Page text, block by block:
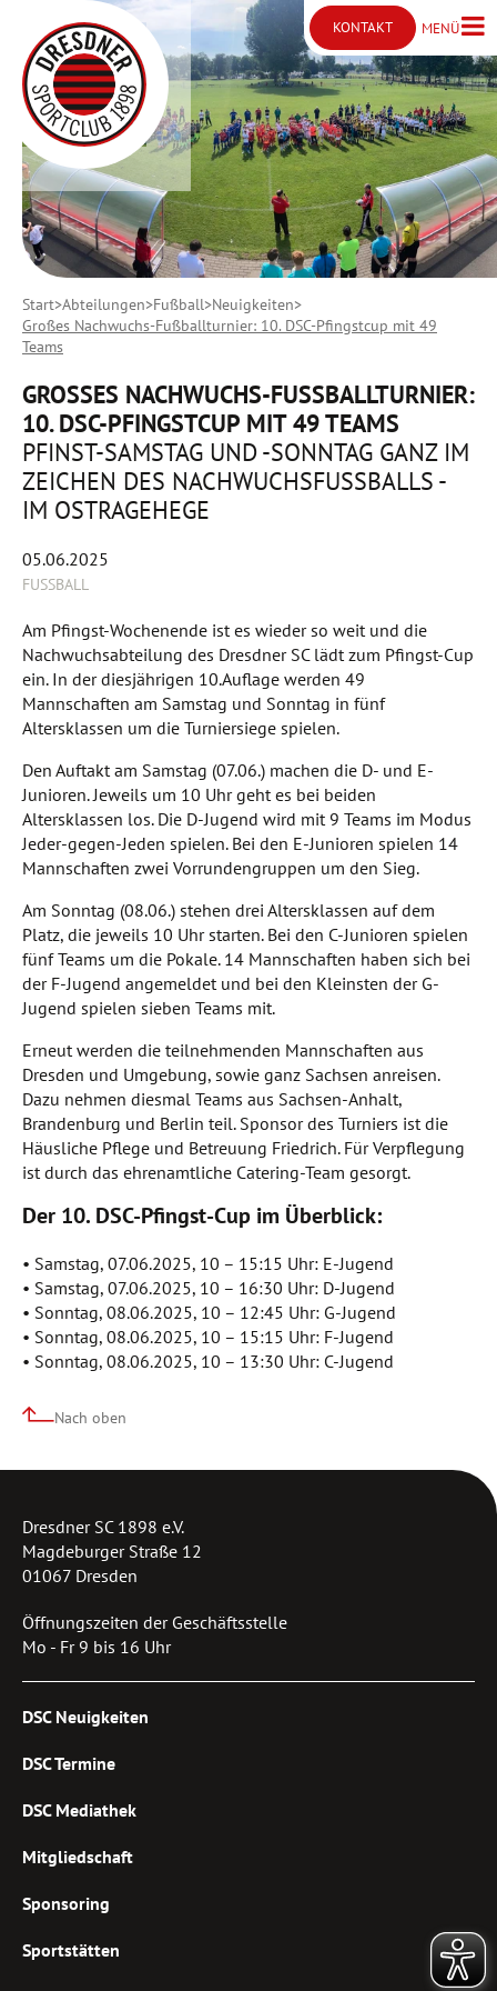
KONTAKT
Kontakt öffnen
MENÜMenü
Start Abteilungen Fußball Neuigkeiten
Großes Nachwuchs-Fußballturnier: 10. DSC-Pfingstcup mit 49
Teams
GROSSES NACHWUCHS-FUSSBALLTURNIER: 10
. DSC-PFINGSTCUP MIT 49 TEAMS
PFINST-SAMSTAG UND -SONNTAG GANZ IM
ZEICHEN DES NACHWUCHSFUSSBALLS - I
M OSTRAGEHEGE
05.06.2025
FUSSBALL
Am Pfingst-Wochenende ist es wieder so weit und die
Nachwuchsabteilung des Dresdner SC lädt zum Pfingst-Cup
ein. In der diesjährigen 10.Auflage werden 49
Mannschaften am Samstag und Sonntag in fünf
Altersklassen um die Turniersiege spielen.
Den Auftakt am Samstag (07.06.) machen die D- und E-
Junioren. Jeweils um 10 Uhr geht es bei beiden
Altersklassen los. Die D-Jugend wird mit 9 Teams im Modus
Jeder-gegen-Jeden spielen. Bei den E-Junioren spielen 14
Mannschaften zwei Vorrundengruppen um den Sieg.
Am Sonntag (08.06.) stehen drei Altersklassen auf dem
Platz, die jeweils 10 Uhr starten. Bei den C-Junioren spielen
fünf Teams um die Pokale. 14 Mannschaften haben sich bei
der F-Jugend angemeldet und bei den Kleinsten der G-
Jugend spielen sieben Teams mit.
Erneut werden die teilnehmenden Mannschaften aus
Dresden und Umgebung, sowie ganz Sachsen anreisen.
Dazu nehmen diesmal Teams aus Sachsen-Anhalt,
Brandenburg und Berlin teil. Sponsor des Turniers ist die
Häusliche Pflege und Betreuung Friedrich. Für Verpflegung
ist durch das ehrenamtliche Catering-Team gesorgt.
Der 10. DSC-Pfingst-Cup im Überblick:
• Samstag, 07.06.2025, 10 – 15:15 Uhr: E-Jugend
• Samstag, 07.06.2025, 10 – 16:30 Uhr: D-Jugend
• Sonntag, 08.06.2025, 10 – 12:45 Uhr: G-Jugend
• Sonntag, 08.06.2025, 10 – 15:15 Uhr: F-Jugend
• Sonntag, 08.06.2025, 10 – 13:30 Uhr: C-Jugend
Nach oben
Dresdner SC 1898 e.V.
Magdeburger Straße 12
01067 Dresden
Öffnungszeiten der Geschäftsstelle
Mo - Fr 9 bis 16 Uhr
DSC Neuigkeiten
DSC Termine
DSC Mediathek
Mitgliedschaft
Sponsoring
Sportstätten